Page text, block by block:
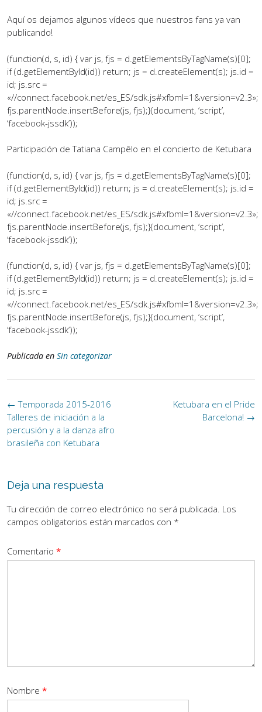
Aquí os dejamos algunos vídeos que nuestros fans ya van
publicando!
(function(d, s, id) { var js, fjs = d.getElementsByTagName(s)[0];
if (d.getElementById(id)) return; js = d.createElement(s); js.id =
id; js.src =
«//connect.facebook.net/es_ES/sdk.js#xfbml=1&version=v2.3»;
fjs.parentNode.insertBefore(js, fjs);}(document, ‘script’,
‘facebook-jssdk’));
Participación de Tatiana Campêlo en el concierto de Ketubara
(function(d, s, id) { var js, fjs = d.getElementsByTagName(s)[0];
if (d.getElementById(id)) return; js = d.createElement(s); js.id =
id; js.src =
«//connect.facebook.net/es_ES/sdk.js#xfbml=1&version=v2.3»;
fjs.parentNode.insertBefore(js, fjs);}(document, ‘script’,
‘facebook-jssdk’));
(function(d, s, id) { var js, fjs = d.getElementsByTagName(s)[0];
if (d.getElementById(id)) return; js = d.createElement(s); js.id =
id; js.src =
«//connect.facebook.net/es_ES/sdk.js#xfbml=1&version=v2.3»;
fjs.parentNode.insertBefore(js, fjs);}(document, ‘script’,
‘facebook-jssdk’));
Publicada en Sin categorizar
Navegación
de
la
entrada
Ketubara en el Pride
Barcelona! →
← Temporada 2015-2016
Talleres de iniciación a la
percusión y a la danza afro
brasileña con Ketubara
Deja una respuesta
Tu dirección de correo electrónico no será publicada. Los
campos obligatorios están marcados con *
Comentario *
Nombre *